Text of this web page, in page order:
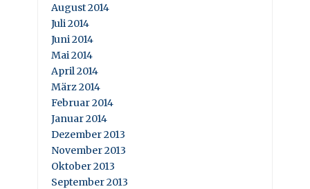
August 2014
Juli 2014
Juni 2014
Mai 2014
April 2014
März 2014
Februar 2014
Januar 2014
Dezember 2013
November 2013
Oktober 2013
September 2013